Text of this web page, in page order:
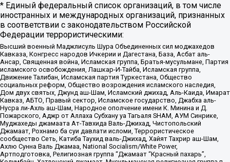
* Единый федеральный список организаций, в том числе
иностранных и международных организаций, признанных
в соответствии с законодательством Российской
Федерации террористическими:
Высший военный Маджлисуль Шура Объединенных сил моджахедов
Кавказа, Конгресс народов Ичкерии и Дагестана, База, Асбат аль-
Ансар, Священная война, Исламская группа, Братья-мусульмане, Партия
исламского освобождения, Лашкар-И-Тайба, Исламская группа,
Движение Талибан, Исламская партия Туркестана, Общество
социальных реформ, Общество возрождения исламского наследия,
Дом двух святых, Джунд аш-Шам, Исламский джихад, Аль-Каида, Имарат
Кавказ, АБТО, Правый сектор, Исламское государство, Джабха аль-
Нусра ли-Ахль аш-Шам, Народное ополчение имени К. Минина и Д.
Пожарского, Аджр от Аллаха Субхану уа Тагьаля SHAM, АУМ Синрике,
Муджахеды джамаата Ат-Тавхида Валь-Джихад, Чистопольский
Джамаат, Рохнамо ба суи давлати исломи, Террористическое
сообщество Сеть, Катиба Таухид валь-Джихад, Хайят Тахрир аш-Шам,
Ахлю Сунна Валь Джамаа, National Socialism/White Power,
Артподготовка, Религиозная группа “Джамаат “Красный пахарь”,